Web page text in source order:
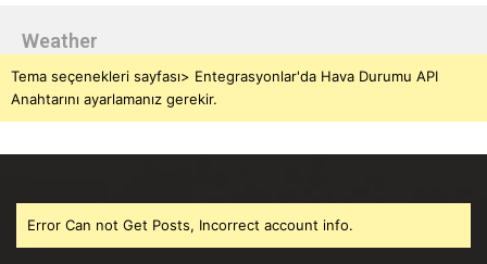
Weather
Tema seçenekleri sayfası> Entegrasyonlar'da Hava Durumu API
Anahtarını ayarlamanız gerekir.
Error Can not Get Posts, Incorrect account info.